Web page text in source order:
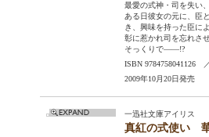
最愛の式神・司を失い
ある日彼女の元に、臣
き、興味を持った臣に
彰に惹かれ司を忘れさ
そっくりで——!?
ISBN 9784758041126
2009年10月20日発売
一迅社文庫アイリス
真紅の式使い